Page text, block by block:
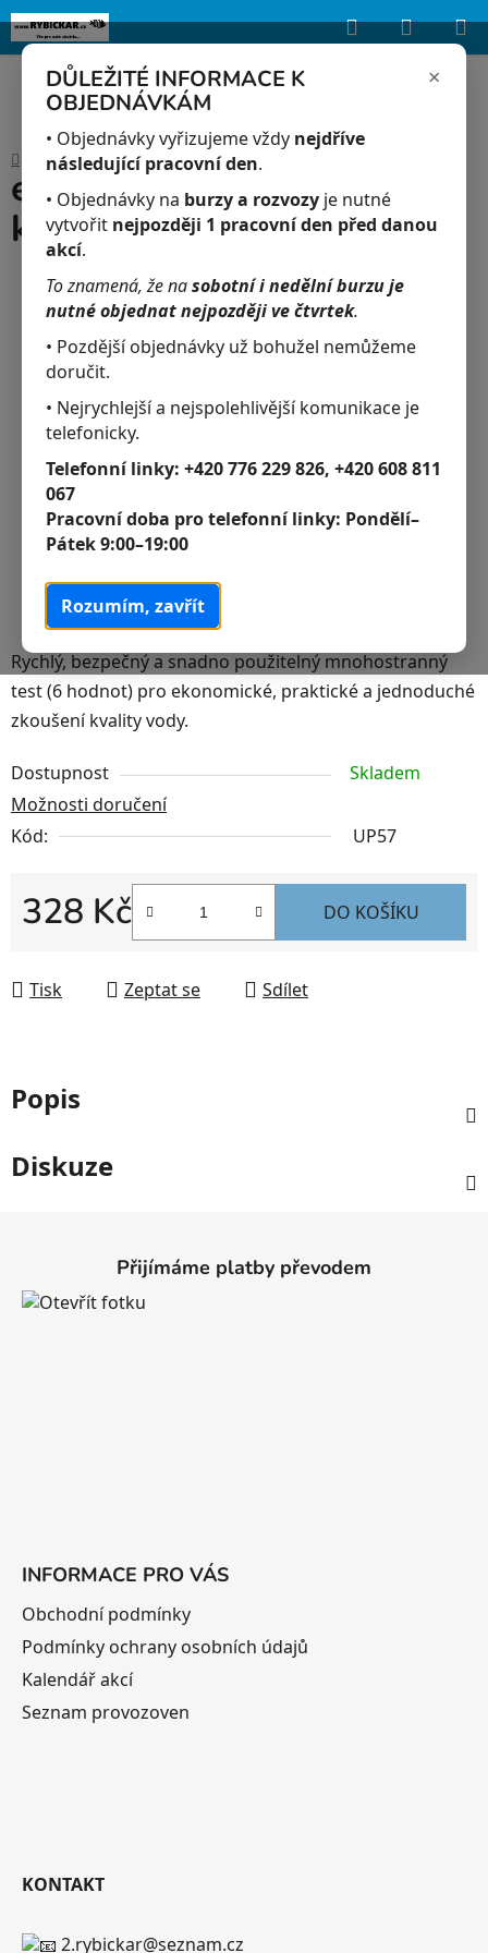
×
DŮLEŽITÉ INFORMACE K
OBJEDNÁVKÁM
• Objednávky vyřizujeme vždy nejdříve
následující pracovní den.
• Objednávky na burzy a rozvozy je nutné
vytvořit nejpozději 1 pracovní den před danou
akcí.
To znamená, že nasobotní i nedělní burzu je
nutné objednat nejpozději ve čtvrtek.
• Pozdější objednávky už bohužel nemůžeme
doručit.
• Nejrychlejší a nejspolehlivější komunikace je
telefonicky.
Telefonní linky: +420 776 229 826, +420 608 811
067
Pracovní doba pro telefonní linky: Pondělí–
Pátek 9:00–19:00
Rozumím, zavřít
Upozorňujeme, že uvedená skladová dostupnost je orientační a může se
lišit podle aktuálních objednávek a prodeje v reálném čase.
obsah
Hledat
KOŠÍK
DomůAkvaristika / eSHa Aqua Quick Test 50 ks
Rychlý, bezpečný a snadno použitelný mnohostranný
test (6 hodnot) pro ekonomické, praktické a jednoduché
zkoušení kvality vody.
Dostupnost
Skladem
Možnosti doručení
Kód:
UP57
328 Kč DO KOŠÍKU
Tisk Zeptat se Sdílet
eSHa Aqua Quick Test 50
ks
Popis
Diskuze
Přijímáme platby převodem
INFORMACE PRO VÁS
Obchodní podmínky
Podmínky ochrany osobních údajů
Kalendář akcí
Seznam provozoven
KONTAKT
2.rybickar@seznam.cz